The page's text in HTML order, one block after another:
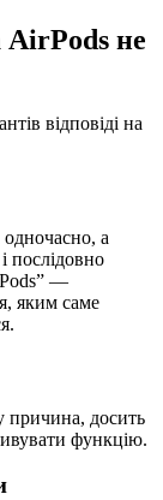
AirPods не
відповіді на
а
послідовно
—
яким саме
причина, досить
функцію.